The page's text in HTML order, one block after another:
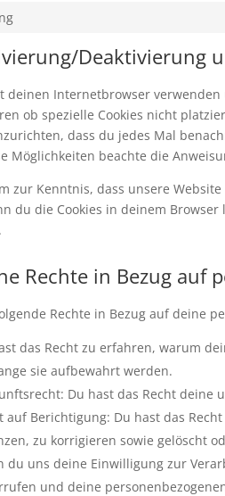
Deaktivierung
deinen Internetbrowser
ob spezielle Cookies nicht
dass du jedes Mal
Möglichkeiten beachte die
zur Kenntnis, dass unsere
du die Cookies in deinem
Rechte in Bezug auf
Rechte in Bezug auf deine
das Recht zu erfahren, warum
sie aufbewahrt werden.
Du hast das Recht deine
auf Berichtigung: Du hast das
zu korrigieren sowie gelöscht
du uns deine Einwilligung zur
und deine